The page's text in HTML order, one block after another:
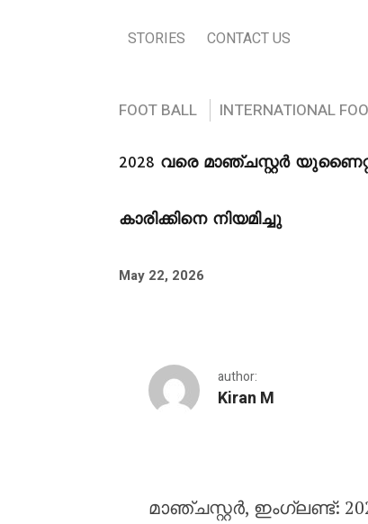
STORIES CONTACT US
FOOT BALL INTERNATIONAL
2028 വരെ മാഞ്ചസ്റ്റർ
കാരിക്കിനെ നിയമിച്ചു
May 22, 2026
author:
Kiran M
2028 വരെ
മാഞ്ചസ്റ്റർ, ഇംഗ്ലണ്ട്: